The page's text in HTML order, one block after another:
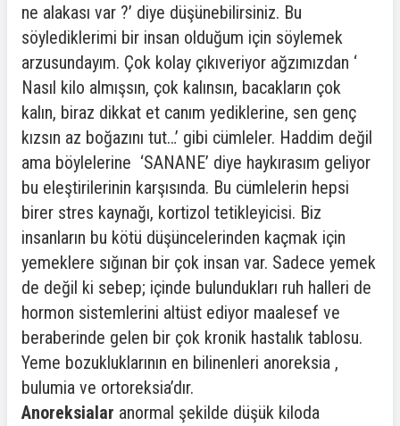
ne alakası var ?’ diye düşünebilirsiniz. Bu
söylediklerimi bir insan olduğum için söylemek
arzusundayım. Çok kolay çıkıveriyor ağzımızdan ‘
Nasıl kilo almışsın, çok kalınsın, bacakların çok
kalın, biraz dikkat et canım yediklerine, sen genç
kızsın az boğazını tut…’ gibi cümleler. Haddim değil
ama böylelerine ‘SANANE’ diye haykırasım geliyor
bu eleştirilerinin karşısında. Bu cümlelerin hepsi
birer stres kaynağı, kortizol tetikleyicisi. Biz
insanların bu kötü düşüncelerinden kaçmak için
yemeklere sığınan bir çok insan var. Sadece yemek
de değil ki sebep; içinde bulundukları ruh halleri de
hormon sistemlerini altüst ediyor maalesef ve
beraberinde gelen bir çok kronik hastalık tablosu.
Yeme bozukluklarının en bilinenleri anoreksia ,
bulumia ve ortoreksia’dır.
Anoreksialar anormal şekilde düşük kiloda